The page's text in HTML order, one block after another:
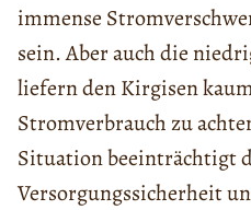
immense
sein. Aber auch die
liefern den Kirgisen
Stromverbrauch zu
Situation beeinträchtigt
Versorgungssicherheit